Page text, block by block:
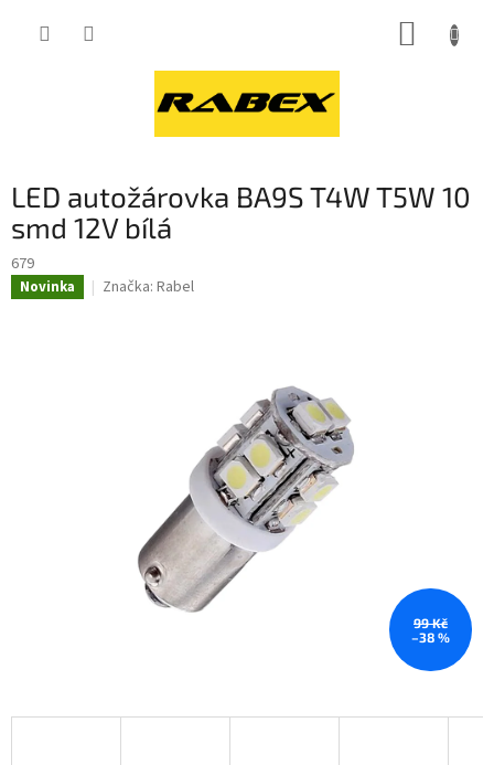
LED autožárovka BA9S T4W T5W 10
smd 12V bílá
679
Novinka Značka: Rabel
99 Kč
–38 %